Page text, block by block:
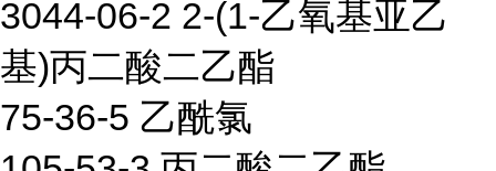
3044-06-2 2-(1-乙氧基亚乙
基)丙二酸二乙酯
75-36-5 乙酰氯